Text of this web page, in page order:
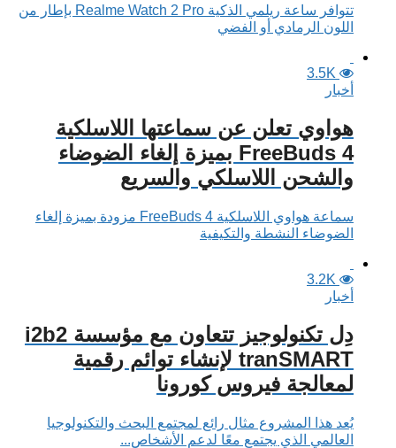
تتوافر ساعة ريلمي الذكية Realme Watch 2 Pro بإطار من
اللون الرمادي أو الفضي
3.5K
أخبار
هواوي تعلن عن سماعتها اللاسلكية
FreeBuds 4 بميزة إلغاء الضوضاء
والشحن اللاسلكي والسريع
سماعة هواوي اللاسلكية FreeBuds 4 مزودة بميزة إلغاء
الضوضاء النشطة والتكيفية
3.2K
أخبار
دِل تكنولوجيز تتعاون مع مؤسسة i2b2
tranSMART لإنشاء توائم رقمية
لمعالجة فيروس كورونا
يُعد هذا المشروع مثال رائع لمجتمع البحث والتكنولوجيا
العالمي الذي يجتمع معًا لدعم الأشخاص...